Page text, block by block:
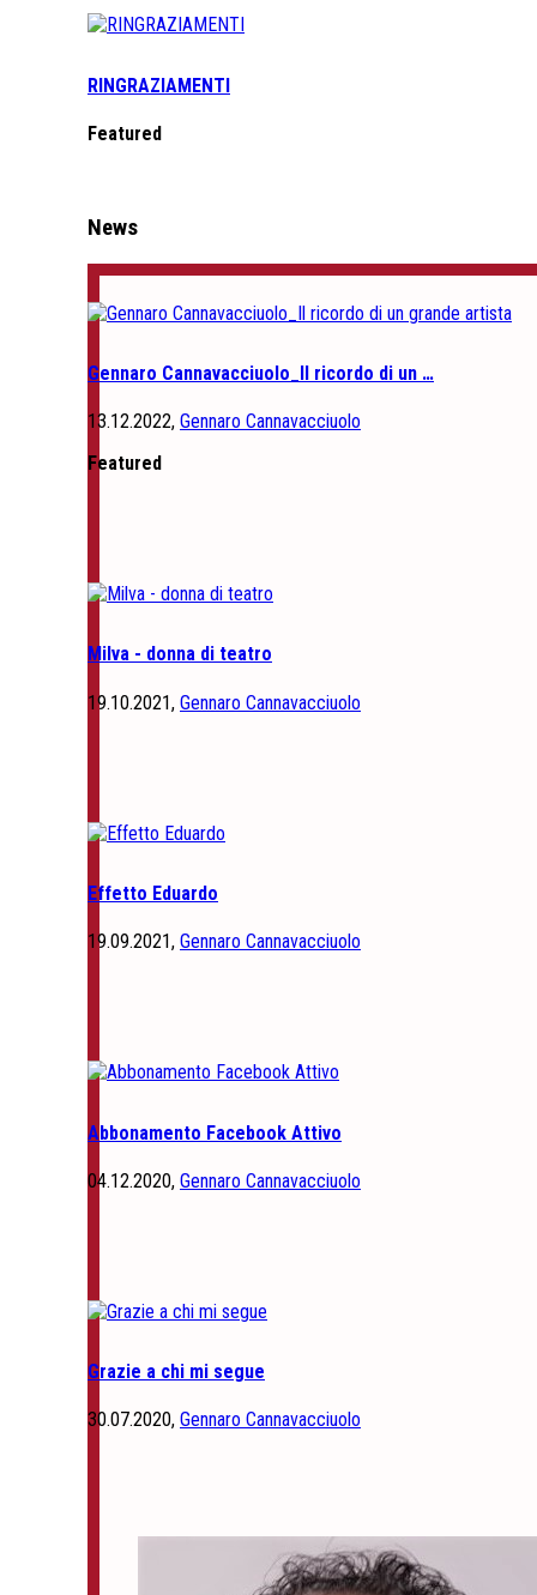
RINGRAZIAMENTI
Featured
News
Gennaro Cannavacciuolo_Il ricordo di un …
13.12.2022, Gennaro Cannavacciuolo
Featured
Milva - donna di teatro
19.10.2021, Gennaro Cannavacciuolo
Effetto Eduardo
19.09.2021, Gennaro Cannavacciuolo
Abbonamento Facebook Attivo
04.12.2020, Gennaro Cannavacciuolo
Grazie a chi mi segue
30.07.2020, Gennaro Cannavacciuolo